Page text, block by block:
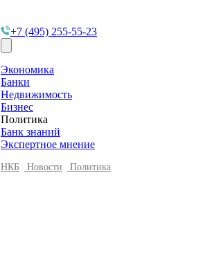
+7 (495) 255-55-23
Экономика
Банки
Недвижимость
Бизнес
Политика
Банк знаний
Экспертное мнение
НКБ Новости Политика